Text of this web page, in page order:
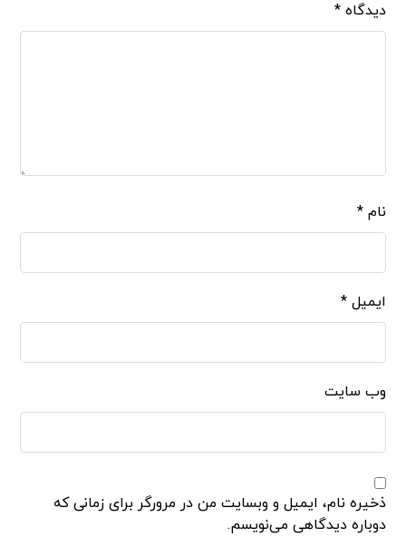
دیدگاه*
نام*
ایمیل*
وب‌ سایت
ذخیره نام، ایمیل و وبسایت من در مرورگر برای زمانی که
دوباره دیدگاهی می‌نویسم.